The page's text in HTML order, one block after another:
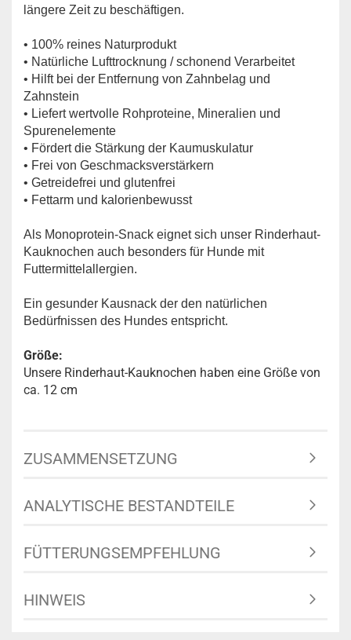
längere Zeit zu beschäftigen.
• 100% reines Naturprodukt
• Natürliche Lufttrocknung / schonend Verarbeitet
• Hilft bei der Entfernung von Zahnbelag und
Zahnstein
• Liefert wertvolle Rohproteine, Mineralien und
Spurenelemente
• Fördert die Stärkung der Kaumuskulatur
• Frei von Geschmacksverstärkern
• Getreidefrei und glutenfrei
• Fettarm und kalorienbewusst
Als Monoprotein-Snack eignet sich unser Rinderhaut-
Kauknochen auch besonders für Hunde mit
Futtermittelallergien.
Ein gesunder Kausnack der den natürlichen
Bedürfnissen des Hundes entspricht.
Größe:
Unsere Rinderhaut-Kauknochen haben eine Größe von
ca. 12 cm
ZUSAMMENSETZUNG
ANALYTISCHE BESTANDTEILE
FÜTTERUNGSEMPFEHLUNG
HINWEIS